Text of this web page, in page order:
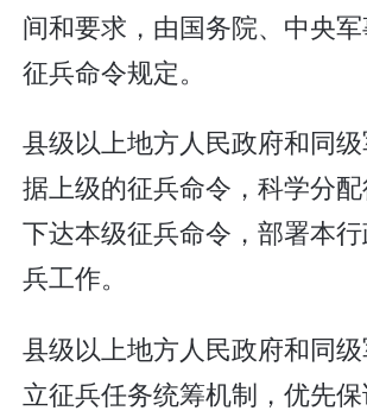
间和要求，由国务院、中央
征兵命令规定。
县级以上地方人民政府和同
据上级的征兵命令，科学分配
下达本级征兵命令，部署本
兵工作。
县级以上地方人民政府和同
立征兵任务统筹机制，优先